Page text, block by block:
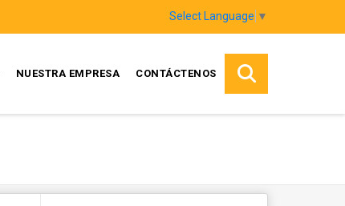
Select Language ▼
NUESTRA EMPRESA CONTÁCTENOS